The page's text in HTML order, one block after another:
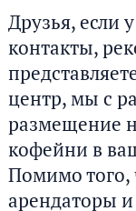
Друзья, если
контакты,
центр, мы с
размещение
кофейни в
Помимо
арендаторы